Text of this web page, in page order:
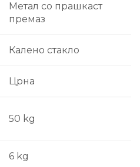
Метал со прашкаст
премаз
Калено стакло
Црна
50 kg
6 kg